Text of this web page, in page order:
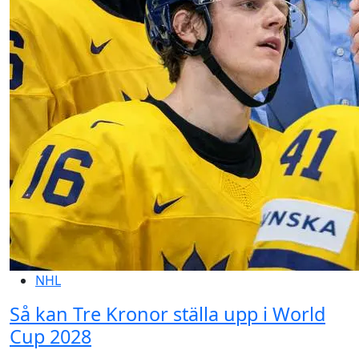
NHL
Så kan Tre Kronor ställa upp i World
Cup 2028